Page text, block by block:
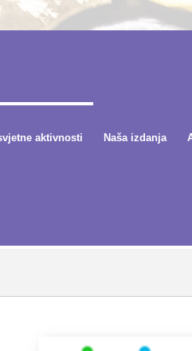
aktivnosti Naša izdanja